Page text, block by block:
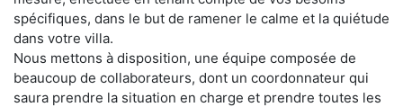
spécifiques, dans le but de ramener le calme et la quiétude
dans votre villa.
Nous mettons à disposition, une équipe composée de
beaucoup de collaborateurs, dont un coordonnateur qui
saura prendre la situation en charge et prendre toutes les